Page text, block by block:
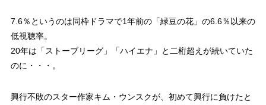
11回 2部 6.6%
7.6％というのは同枠ドラマで1年前の「緑豆の花」の6.6％以来の
低視聴率。
20年は「ストーブリーグ」「ハイエナ」と二桁超えが続いていた
のに・・・。
興行不敗のスター作家キム・ウンスクが、初めて興行に負けたと